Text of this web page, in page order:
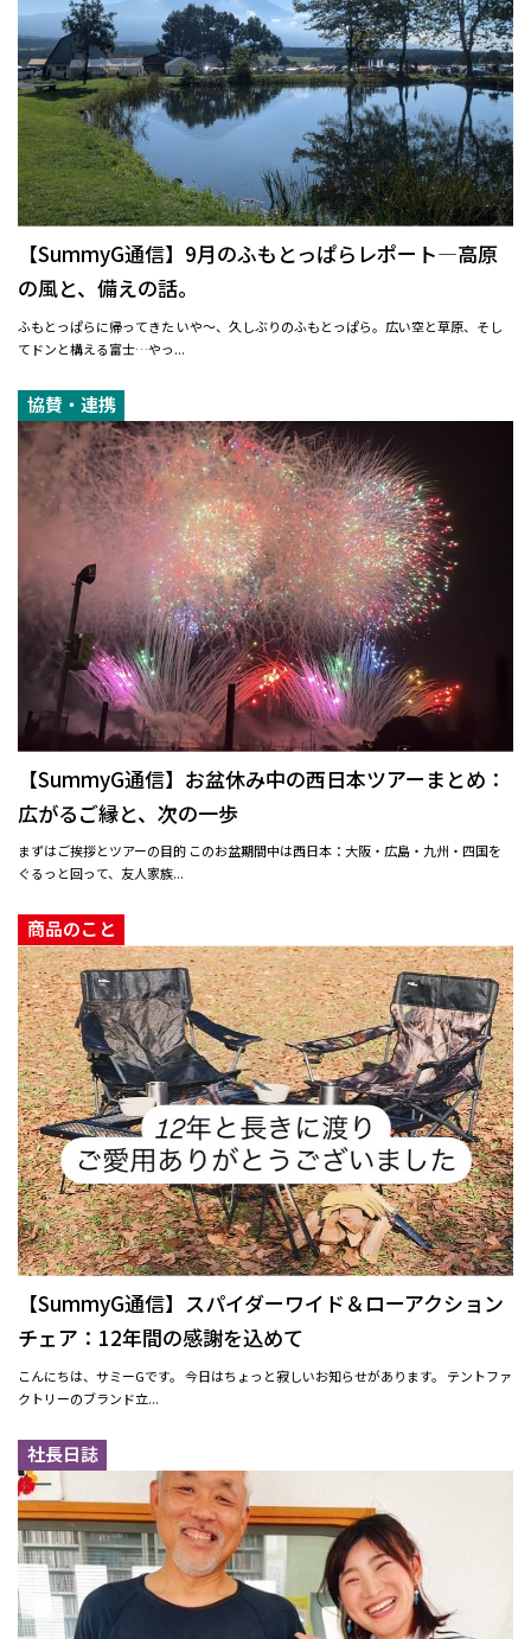
【SummyG通信】9月のふもとっぱらレポート—高原
の風と、備えの話。
ふもとっぱらに帰ってきた いや〜、久しぶりのふもとっぱら。広い空と草原、そし
てドンと構える富士…やっ...
協賛・連携
【SummyG通信】お盆休み中の西日本ツアーまとめ：
広がるご縁と、次の一歩
まずはご挨拶とツアーの目的 このお盆期間中は西日本：大阪・広島・九州・四国を
ぐるっと回って、友人家族...
商品のこと
【SummyG通信】スパイダーワイド＆ローアクション
チェア：12年間の感謝を込めて
こんにちは、サミーGです。 今日はちょっと寂しいお知らせがあります。 テントファ
クトリーのブランド立...
社長日誌